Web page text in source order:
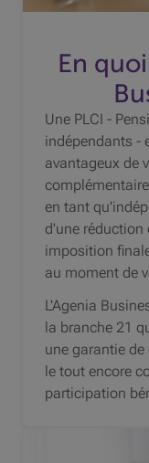
En
Une PLCI -
indépendants -
avantageux de
en tant
d'une réduction
imposition
au moment de
L'Agenia
la branche 21
une garantie
le tout encore
participation